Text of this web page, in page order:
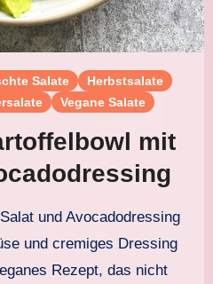
Salate
Herbstsalate
Vegane Salate
mit
und cremiges Dressing
Rezept, das nicht